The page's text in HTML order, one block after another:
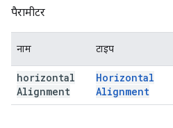
पैरामीटर
नाम टाइप
horizontal
Alignment
Horizontal
Alignment